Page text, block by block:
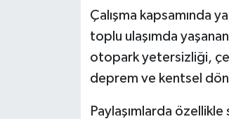
Çalışma kapsamında
toplu ulaşımda
otopark yetersizliği,
deprem ve kentsel
Paylaşımlarda